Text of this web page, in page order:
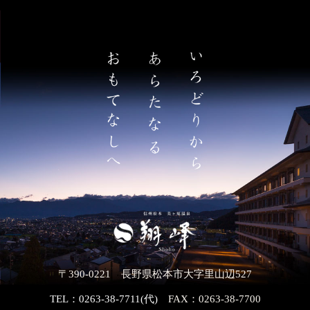
〒390-0221 長野県松本市大字里山辺527
TEL：0263-38-7711(代)FAX：0263-38-7700